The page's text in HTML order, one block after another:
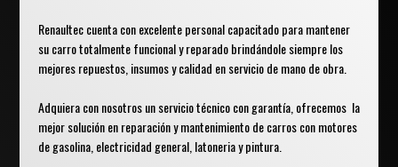
Renaultec cuenta con excelente personal capacitado para mantener
su carro totalmente funcional y reparado brindándole siempre los
mejores repuestos, insumos y calidad en servicio de mano de obra.
Adquiera con nosotros un servicio técnico con garantía, ofrecemos la
mejor solución en reparación y mantenimiento de carros con motores
de gasolina, electricidad general, latoneria y pintura.